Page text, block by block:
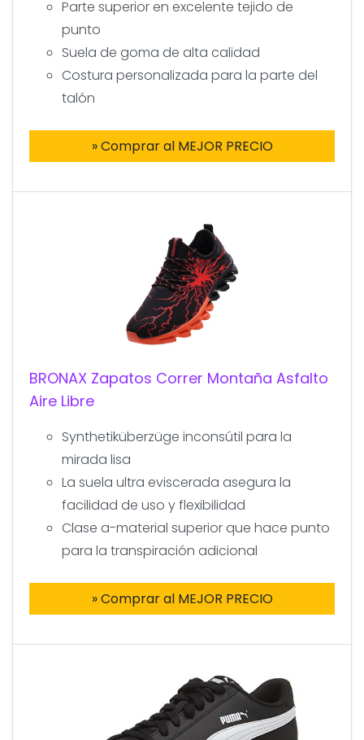
Parte superior en excelente tejido de
punto
Suela de goma de alta calidad
Costura personalizada para la parte del
talón
» Comprar al MEJOR PRECIO
BRONAX Zapatos Correr Montaña Asfalto
Aire Libre
Synthetiküberzüge inconsútil para la
mirada lisa
La suela ultra eviscerada asegura la
facilidad de uso y flexibilidad
Clase a-material superior que hace punto
para la transpiración adicional
» Comprar al MEJOR PRECIO